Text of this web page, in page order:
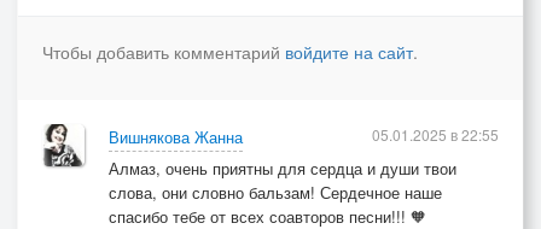
Пусть плохое уйдет и с собою все наши беды
Пусть для нас впереди светят ярко, как маяк,
любви огни,
Рады мы зиме, как прежде.
Чтобы добавить комментарий войдите на сайт.
Вишнякова Жанна
Алмаз, очень приятны для сердца и души твои
слова, они словно бальзам! Сердечное наше
спасибо тебе от всех соавторов песни!!! 🧡
05.01.2025 в 22:55